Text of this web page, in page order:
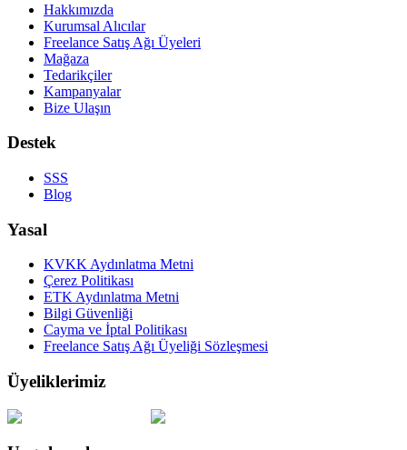
Hakkımızda
Kurumsal Alıcılar
Freelance Satış Ağı Üyeleri
Mağaza
Tedarikçiler
Kampanyalar
Bize Ulaşın
Destek
SSS
Blog
Yasal
KVKK Aydınlatma Metni
Çerez Politikası
ETK Aydınlatma Metni
Bilgi Güvenliği
Cayma ve İptal Politikası
Freelance Satış Ağı Üyeliği Sözleşmesi
Üyeliklerimiz